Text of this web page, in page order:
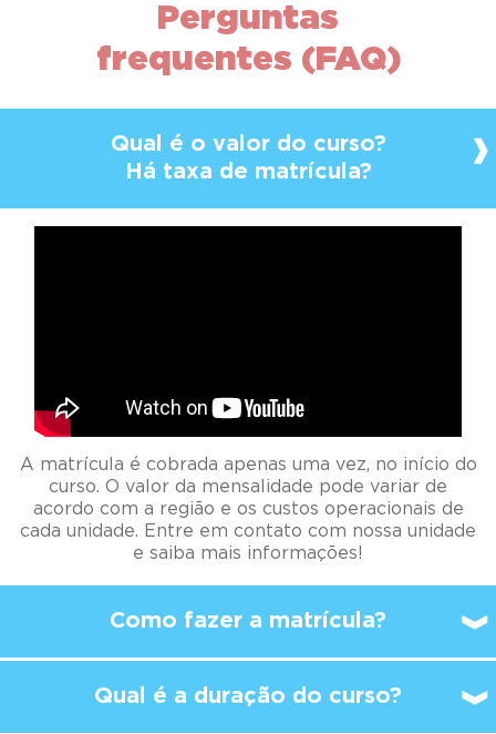
Perguntas
frequentes (FAQ)
Qual é o valor do curso?
Há taxa de matrícula?
A matrícula é cobrada apenas uma vez, no início do
curso. O valor da mensalidade pode variar de
acordo com a região e os custos operacionais de
cada unidade. Entre em contato com nossa unidade
e saiba mais informações!
Como fazer a matrícula?
Qual é a duração do curso?